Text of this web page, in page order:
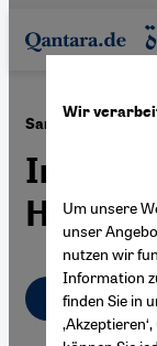
Direkt zum Inhalt
Sami Khedira ·
Im
Deutsch
Wir
Um unsere
unser
nutzen wir
Information
finden Sie in